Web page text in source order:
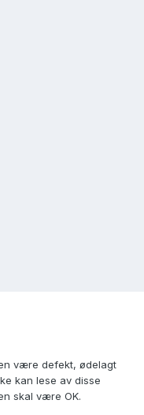
være defekt, ødelagt
kan lese av disse
skal være OK.